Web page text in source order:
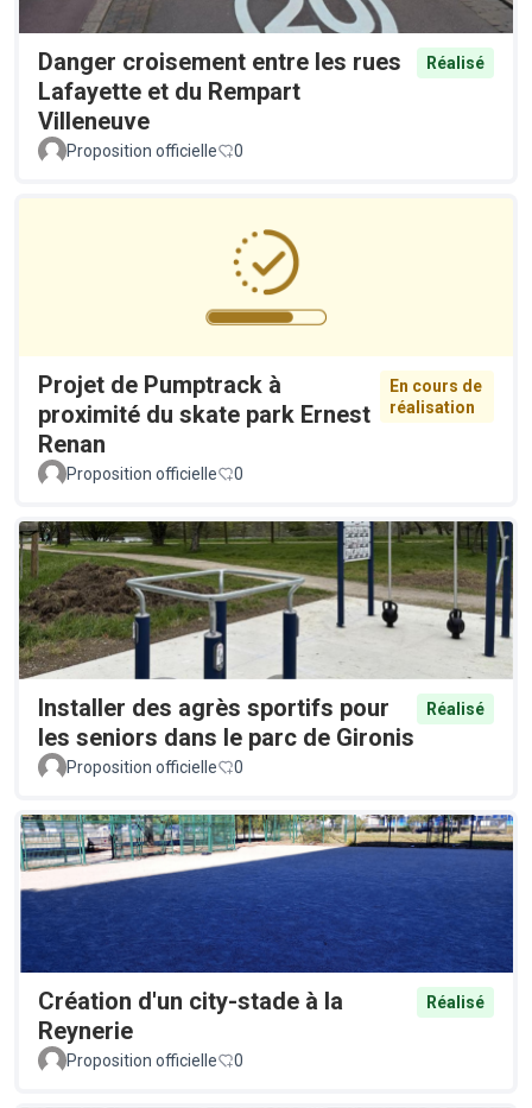
Danger croisement entre les rues
Lafayette et du Rempart
Villeneuve
Réalisé
Proposition officielle 0
Projet de Pumptrack à
proximité du skate park Ernest
Renan
En cours de
réalisation
Proposition officielle 0
Installer des agrès sportifs pour
les seniors dans le parc de Gironis
Réalisé
Proposition officielle 0
Création d'un city-stade à la
Reynerie
Réalisé
Proposition officielle 0